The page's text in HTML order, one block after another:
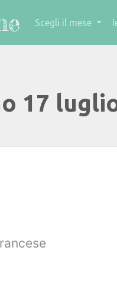
Scegli il mese
17